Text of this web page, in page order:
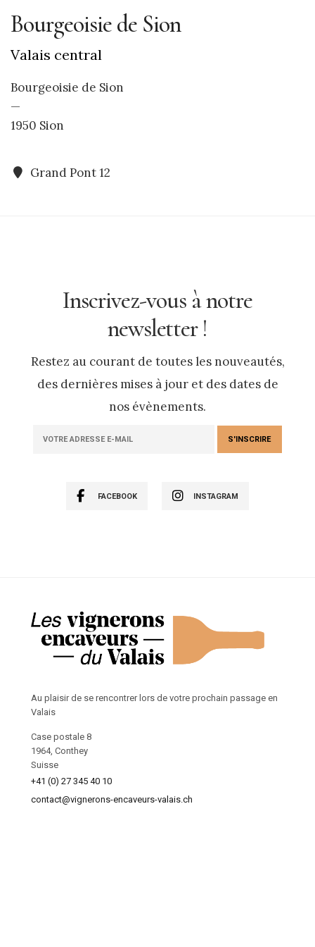
Bourgeoisie de Sion
Valais central
Bourgeoisie de Sion
—
1950 Sion
Grand Pont 12
Inscrivez-vous à notre
newsletter !
Restez au courant de toutes les nouveautés,
des dernières mises à jour et des dates de
nos évènements.
FACEBOOK INSTAGRAM
Au plaisir de se rencontrer lors de votre prochain passage en
Valais
Case postale 8
1964, Conthey
Suisse
+41 (0) 27 345 40 10
contact@vignerons-encaveurs-valais.ch